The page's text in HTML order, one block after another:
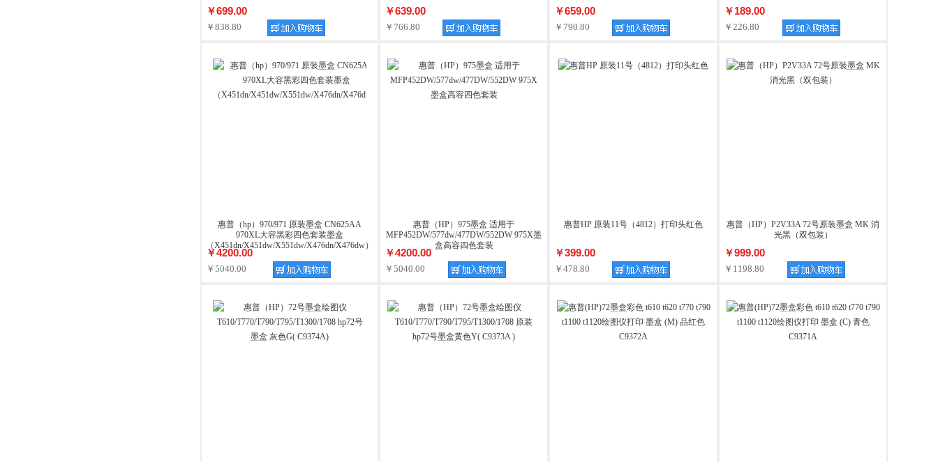
￥699.00
￥838.80
￥639.00
￥766.80
￥659.00
￥790.80
￥189.00
￥226.80
惠普（hp）970/971 原装墨盒 CN625AA
970XL大容黑彩四色套装墨盒
（X451dn/X451dw/X551dw/X476dn/X476dw）
￥4200.00
￥5040.00
惠普（HP）975墨盒 适用于
MFP452DW/577dw/477DW/552DW 975X墨
盒高容四色套装
￥4200.00
￥5040.00
惠普HP 原装11号（4812）打印头红色
￥399.00
￥478.80
惠普（HP）P2V33A 72号原装墨盒 MK 消
光黑（双包装）
￥999.00
￥1198.80